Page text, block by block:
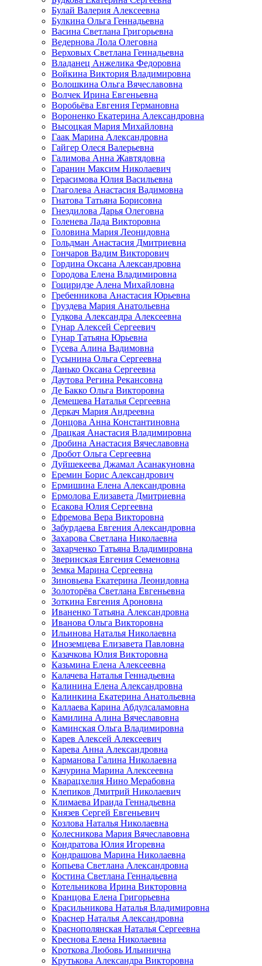
Булай Валерия Алексеевна
Булкина Ольга Геннадьевна
Васина Светлана Григорьевна
Ведернова Лола Олеговна
Верховых Светлана Геннадьевна
Владанец Анжелика Федоровна
Войкина Виктория Владимировна
Волошкина Ольга Вячеславовна
Волчек Ирина Евгеньевна
Воробьёва Евгения Германовна
Вороненко Екатерина Александровна
Высоцкая Мария Михайловна
Гаак Марина Александровна
Гайгер Олеся Валерьевна
Галимова Анна Жавтядовна
Гаранин Максим Николаевич
Герасимова Юлия Васильевна
Глаголева Анастасия Вадимовна
Гнатова Татьяна Борисовна
Гнездилова Дарья Олеговна
Голенева Лада Викторовна
Головина Мария Леонидовна
Гольдман Анастасия Дмитриевна
Гончаров Вадим Викторович
Гордина Оксана Александровна
Городова Елена Владимировна
Гоциридзе Алена Михайловна
Гребенникова Анастасия Юрьевна
Груздева Мария Анатольевна
Гудкова Александра Алексеевна
Гунар Алексей Сергеевич
Гунар Татьяна Юрьевна
Гусева Алина Вадимовна
Гусынина Ольга Сергеевна
Данько Оксана Сергеевна
Даутова Регина Рекансовна
Де Бакко Ольга Викторовна
Демешева Наталья Сергеевна
Деркач Мария Андреевна
Донцова Анна Константиновна
Драцкая Анастасия Владимировна
Дробина Анастасия Вячеславовна
Дробот Ольга Сергеевна
Дуйшекеева Джамал Асанакуновна
Еремин Борис Александрович
Ермишина Елена Александровна
Ермолова Елизавета Дмитриевна
Есакова Юлия Сергеевна
Ефремова Вера Викторовна
Забурдаева Евгения Александровна
Захарова Светлана Николаевна
Захарченко Татьяна Владимировна
Зверинская Евгения Семеновна
Земка Марина Сергеевна
Зиновьева Екатерина Леонидовна
Золоторёва Светлана Евгеньевна
Зоткина Евгения Ароновна
Иваненко Татьяна Александровна
Иванова Ольга Викторовна
Ильинова Наталья Николаевна
Иноземцева Елизавета Павловна
Казачкова Юлия Викторовна
Казьмина Елена Алексеевна
Калачева Наталья Геннадьевна
Калинина Елена Александровна
Калинкина Екатерина Анатольевна
Каллаева Карина Абдулсаламовна
Камилина Алина Вячеславовна
Каминская Ольга Владимировна
Карев Алексей Алексеевич
Карева Анна Александровна
Карманова Галина Николаевна
Качурина Марина Алексеевна
Кварацхелия Нино Мерабовна
Клепиков Дмитрий Николаевич
Климаева Ираида Геннадьевна
Князев Сергей Евгеньевич
Козлова Наталья Николаевна
Колесникова Мария Вячеславовна
Кондратова Юлия Игоревна
Кондрашова Марина Николаевна
Копьева Светлана Александровна
Костина Светлана Геннадьевна
Котельникова Ирина Викторовна
Кранцова Елена Григорьевна
Красильникова Наталья Владимировна
Краснер Наталья Александровна
Краснополянская Наталья Сергеевна
Креснова Елена Николаевна
Кроткова Любовь Ильинична
Крутькова Александра Викторовна